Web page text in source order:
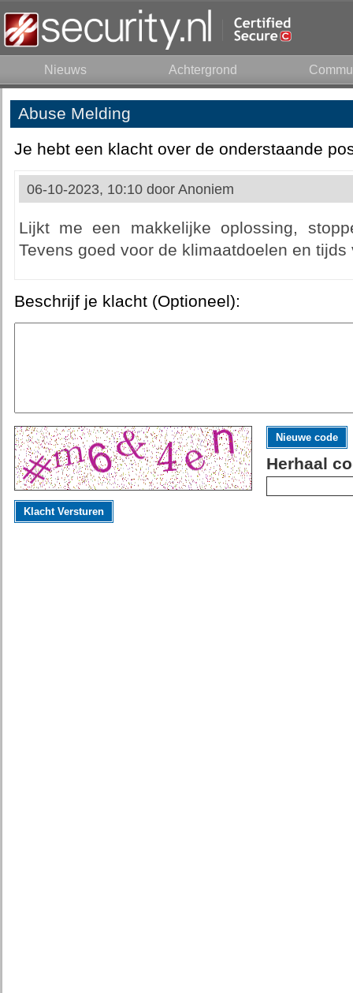
Nieuws Achtergrond
Abuse Melding
Je hebt een klacht over de onderstaande
06-10-2023, 10:10 door Anoniem
Lijkt me een makkelijke oplossing,
Tevens goed voor de klimaatdoelen en
Beschrijf je klacht (Optioneel):
Nieuwe code
Herhaal
Klacht Versturen